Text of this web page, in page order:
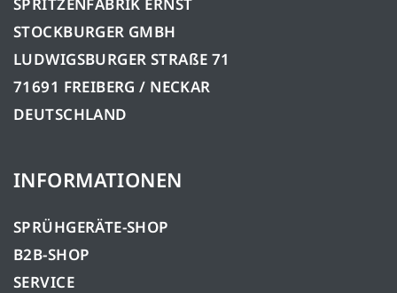
STOCKBURGER GMBH
LUDWIGSBURGER STRAßE 71
71691 FREIBERG / NECKAR
DEUTSCHLAND
INFORMATIONEN
SPRÜHGERÄTE-SHOP
B2B-SHOP
SERVICE